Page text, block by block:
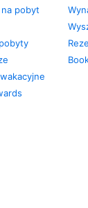
pobyt